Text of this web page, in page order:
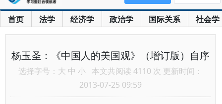
首页 法学 经济学 政治学 国际关系 社会学
杨玉圣：《中国人的美国观》（增订版）自序
选择字号： 大 中 小 本文共阅读 4110 次 更新时间：
2013-07-25 09:59